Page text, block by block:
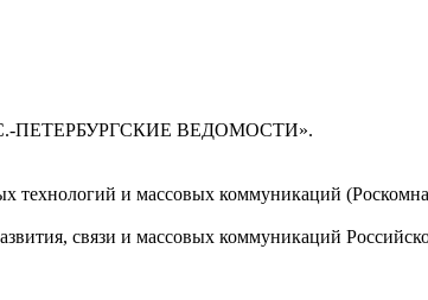
ПЕТЕРБУРГСКИЕ ВЕДОМОСТИ».
и массовых коммуникаций
связи и массовых коммуникаций